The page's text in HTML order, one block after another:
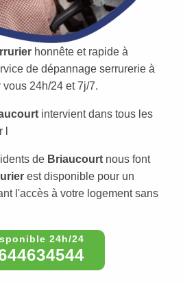
honnête et rapide à
de dépannage serrurerie à
24h/24 et 7j/7.
intervient dans tous les
de Briaucourt nous font
est disponible pour un
l'accès à votre logement sans